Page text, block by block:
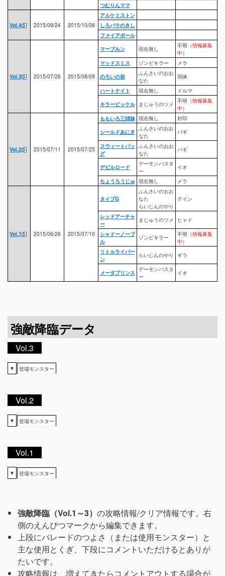
つむりんママ
Vol.4 2015/09/24 2015/10/08
アルケミストン
しろバラのきし
ファイアボール
Vol.3 2015/07/26 2015/08/09
マーブルン 現在無し 不明（情報募集
中）
マッドスミス
ゾンビキラー
メラ
のろいの岩
ふんさいのおお
なた
弱体
ハートナイト
現在無し
ドルマ
キラーピッケル
まじゅうのツメ 不明（情報募集
中）
Vol.2 2015/07/11 2015/07/25
ももいろ三姉妹 現在無し
封印
シールドあにき
ふんさいのおお
なた
バギ
スウィートバッ
グ
ふんさいのおお
なた
バギ
デビルロード
デーモンバスタ
ー
イオ
ちょうろうじゅ 現在無し メラ
Vol.1 2015/06/26 2015/07/10
タイプG
ふんさいのおお
なた
らいじんのやり
デイン
レッドアーチャ
ー
まじゅうのツメ
ヒャド
シャドーノーブ
ル
ゾンビキラー 不明（情報募集
中）
リトルライバー
ン
らいじんのやり ギラ
メーダプリンス デーモンバスタ
ー
イオ
強敵降臨データ
Vol.3
▼ 登場モンスター
Vol.2
▼ 登場モンスター
Vol.1
▼ 登場モンスター
強敵降臨（Vol.1～3） の攻略情報/クリア情報です。右
側のえんぴつマークから編集できます。
上段にパレードのつよさ（または使用モンスター）と
主な使用とくぎ、下段にコメントいただけるとありが
たいです。
攻略情報は、増えてきたらコメントアウトする場合が